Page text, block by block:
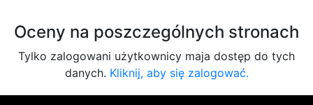
Oceny na poszczególnych stronach
Tylko zalogowani użytkownicy maja dostęp do tych
danych. Kliknij, aby się zalogować.